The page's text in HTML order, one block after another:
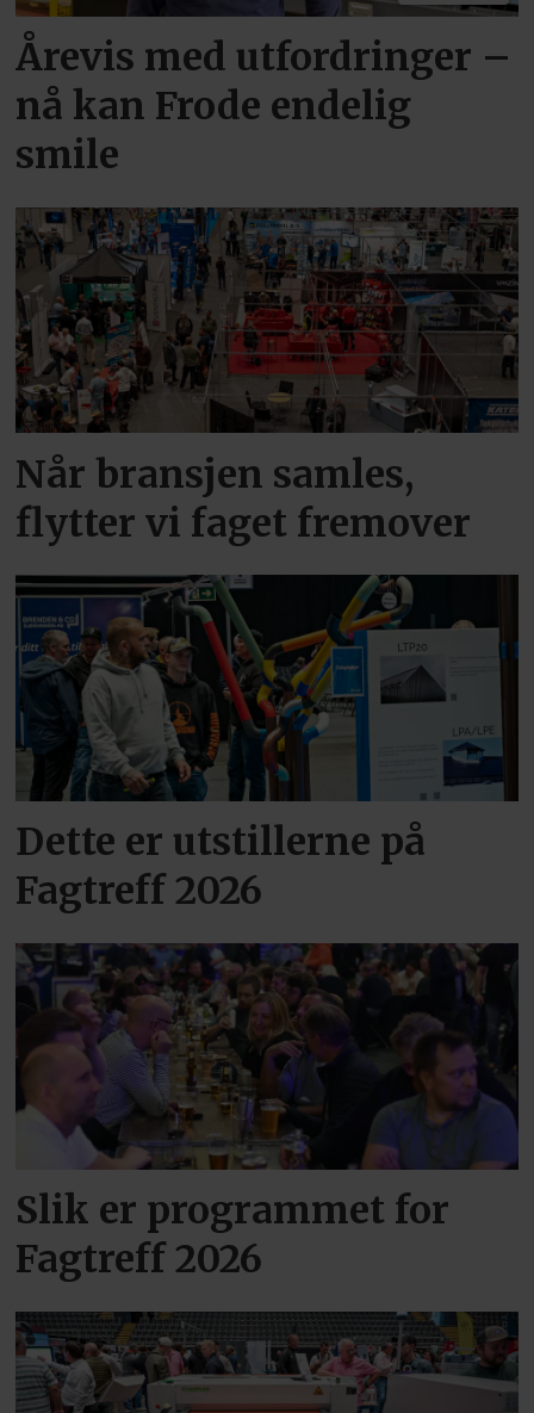
Årevis med utfordringer –
nå kan Frode endelig
smile
Når bransjen samles,
flytter vi faget fremover
Dette er utstillerne på
Fagtreff 2026
Slik er programmet for
Fagtreff 2026